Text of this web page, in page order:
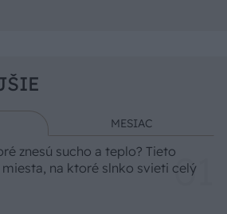
MESIAC
znesú sucho a teplo? Tieto
na ktoré slnko svieti celý